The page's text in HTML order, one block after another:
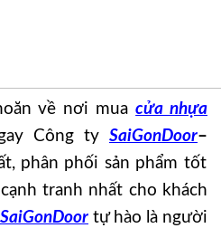
về nơi muacửa nhựa
Công ty SaiGonDoor–
phân phối sản phẩm tốt
tranh nhất cho khách
SaiGonDoor tự hào là người